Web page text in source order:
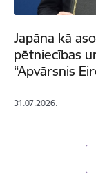
Japāna kā
pētniecības
“Apvārsnis
31.07.2026.